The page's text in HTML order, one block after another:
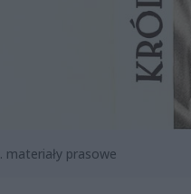
materiały prasowe